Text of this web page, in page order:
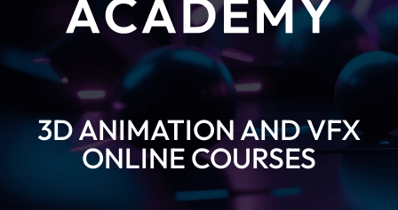
3D ANIMATION AND VFX
ONLINE COURSES